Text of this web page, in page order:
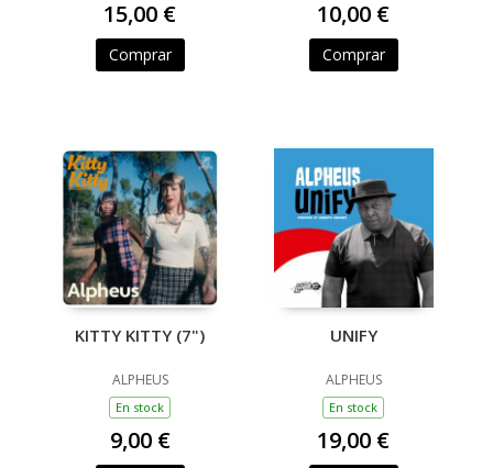
15,00 €
Comprar
10,00 €
Comprar
KITTY KITTY (7")
ALPHEUS
En stock
9,00 €
UNIFY
ALPHEUS
En stock
19,00 €